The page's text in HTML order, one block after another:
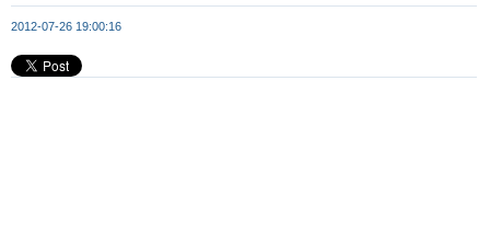
2012-07-26 19:00:16